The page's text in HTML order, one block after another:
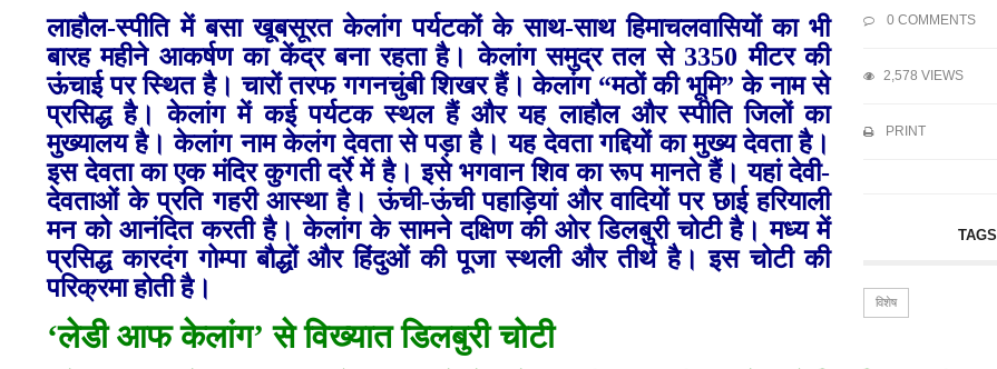
0 COMMENTS
2,578 VIEWS
PRINT
TAGS
विशेष
लाहौल-स्पीति में बसा खूबसूरत केलांग पर्यटकों के साथ-साथ हिमाचलवासियों का भी
बारह महीने आकर्षण का केंद्र बना रहता है। केलांग समुद्र तल से 3350 मीटर की
ऊंचाई पर स्थित है। चारों तरफ गगनचुंबी शिखर हैं। केलांग “मठों की भूमि” के नाम से
प्रसिद्ध है। केलांग में कई पर्यटक स्थल हैं और यह लाहौल और स्पीति जिलों का
मुख्यालय है।केलांग नाम केलंग देवता से पड़ा है। यह देवता गद्दियों का मुख्य देवता है।
इस देवता का एक मंदिर कुगती दर्रे में है। इसे भगवान शिव का रूप मानते हैं। यहां देवी-
देवताओं के प्रति गहरी आस्था है।ऊंची-ऊंची पहाड़ियां और वादियों पर छाई हरियाली
मन को आनंदित करती है। केलांग के सामने दक्षिण की ओर डिलबुरी चोटी है। मध्य में
प्रसिद्ध कारदंग गोम्पा बौद्धों और हिंदुओं की पूजा स्थली और तीर्थ है। इस चोटी की
परिक्रमा होती है।
‘लेडी आफ केलांग’से विख्यात डिलबुरी चोटी